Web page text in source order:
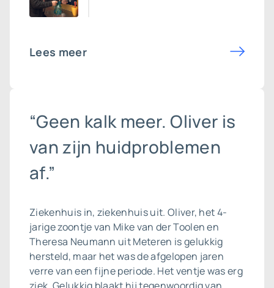
Lees meer
“Geen kalk meer. Oliver is
van zijn huidproblemen
af.”
Ziekenhuis in, ziekenhuis uit. Oliver, het 4-
jarige zoontje van Mike van der Toolen en
Theresa Neumann uit Meteren is gelukkig
hersteld, maar het was de afgelopen jaren
verre van een fijne periode. Het ventje was erg